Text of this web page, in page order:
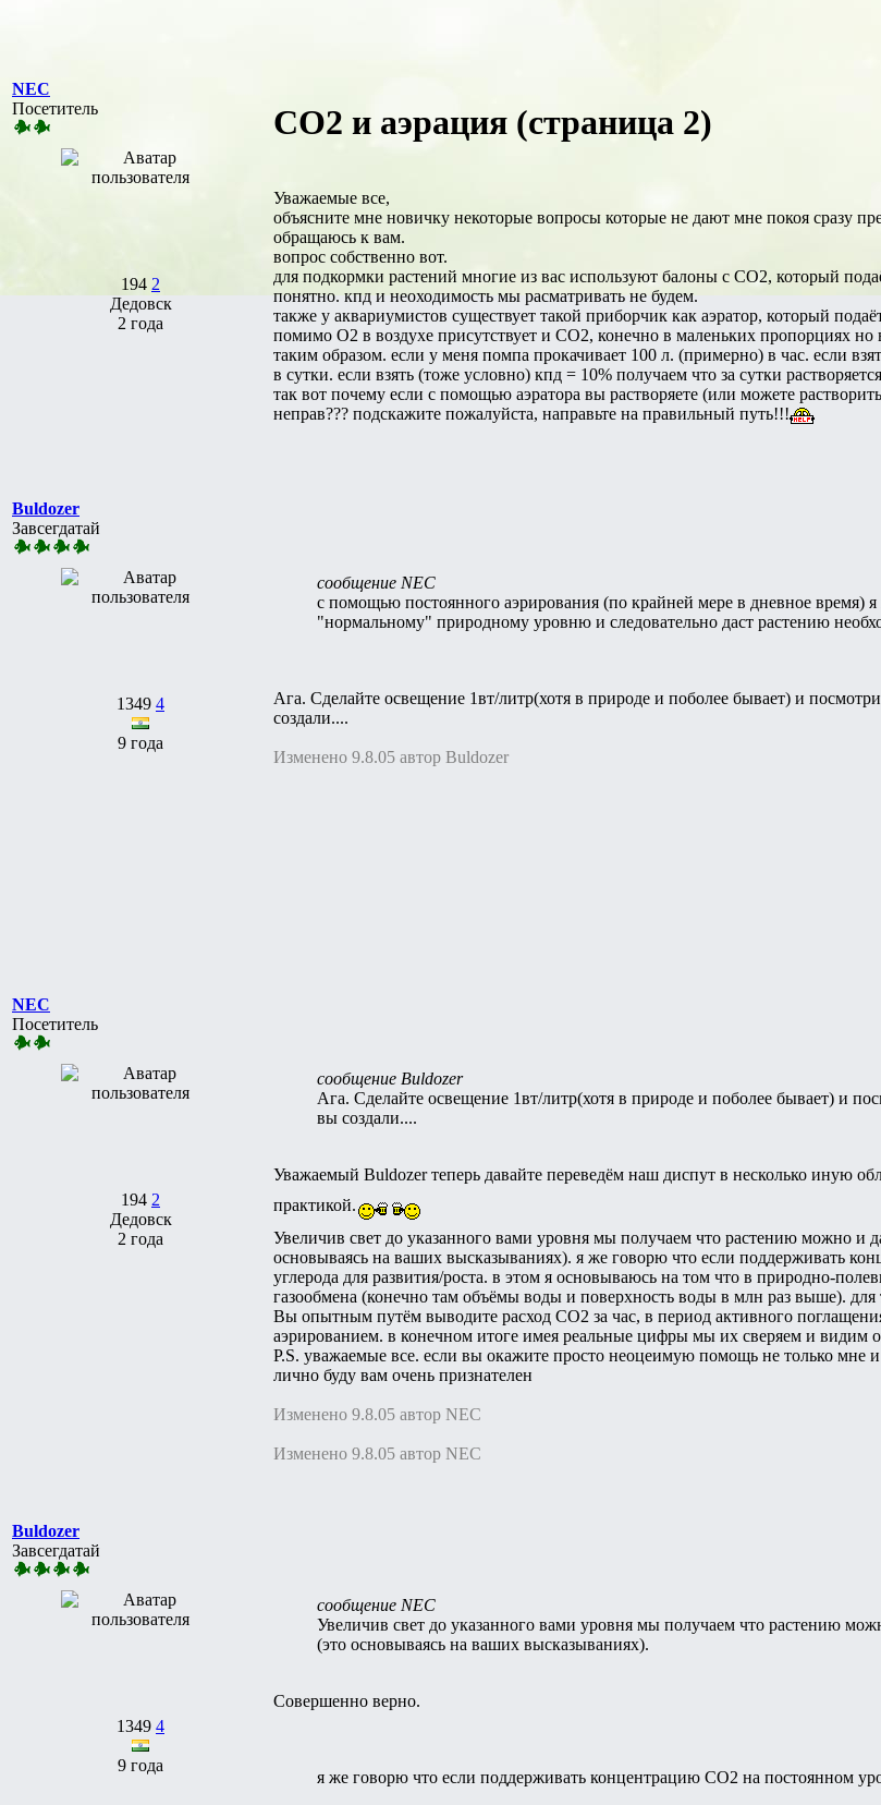
NEC
Посетитель
194 2
Дедовск
2 года
CO2 и аэрация (страница 2)
Уважаемые все,
объясните мне новичку некоторые вопросы которые не дают мне покоя сразу
обращаюсь к вам.
вопрос собственно вот.
для подкормки растений многие из вас используют балоны с СО2, который
понятно. кпд и неоходимость мы расматривать не будем.
также у аквариумистов существует такой приборчик как аэратор, который
помимо О2 в воздухе присутствует и СО2, конечно в маленьких пропорциях но
таким образом. если у меня помпа прокачивает 100 л. (примерно) в час. если
в сутки. если взять (тоже условно) кпд = 10% получаем что за сутки
так вот почему если с помощью аэратора вы растворяете (или можете
неправ??? подскажите пожалуйста, направьте на правильный путь!!!
Buldozer
Завсегдатай
1349 4
9 года
сообщение NEC
с помощью постоянного аэрирования (по крайней мере в дневное время)
"нормальному" природному уровню и следовательно даст растению
Ага. Сделайте освещение 1вт/литр(хотя в природе и поболее бывает) и
создали....
Изменено 9.8.05 автор Buldozer
NEC
Посетитель
194 2
Дедовск
2 года
сообщение Buldozer
Ага. Сделайте освещение 1вт/литр(хотя в природе и поболее бывает) и
вы создали....
Уважаемый Buldozer теперь давайте переведём наш диспут в несколько иную
практикой.
Увеличив свет до указанного вами уровня мы получаем что растению можно
основываясь на ваших высказываниях). я же говорю что если поддерживать
углерода для развития/роста. в этом я основываюсь на том что в природно-
газообмена (конечно там объёмы воды и поверхность воды в млн раз выше).
Вы опытным путём выводите расход СО2 за час, в период активного
аэрированием. в конечном итоге имея реальные цифры мы их сверяем и видим
P.S. уважаемые все. если вы окажите просто неоцеимую помощь не только
лично буду вам очень признателен
Изменено 9.8.05 автор NEC
Изменено 9.8.05 автор NEC
Buldozer
Завсегдатай
1349 4
9 года
сообщение NEC
Увеличив свет до указанного вами уровня мы получаем что растению
(это основываясь на ваших высказываниях).
Совершенно верно.
я же говорю что если поддерживать концентрацию СО2 на постоянном